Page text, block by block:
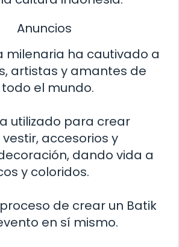
Anuncios
milenaria ha cautivado a
artistas y amantes de
el mundo.
utilizado para crear
accesorios y
dando vida a
y coloridos.
de crear un Batik
en sí mismo.